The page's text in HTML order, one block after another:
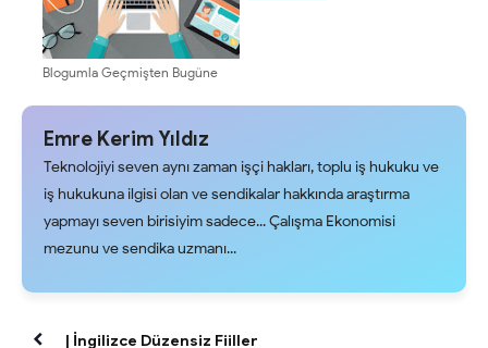
Blogumla Geçmişten Bugüne
Emre Kerim Yıldız
Teknolojiyi seven aynı zaman işçi hakları, toplu iş hukuku ve
iş hukukuna ilgisi olan ve sendikalar hakkında araştırma
yapmayı seven birisiyim sadece... Çalışma Ekonomisi
mezunu ve sendika uzmanı...
| İngilizce Düzensiz Fiiller